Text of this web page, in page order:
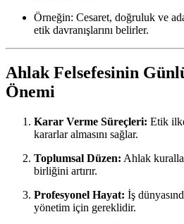
Örneğin: Cesaret, doğruluk ve
etik davranışlarını belirler.
Ahlak Felsefesinin
Önemi
Karar Verme Süreçleri: Etik
kararlar almasını sağlar.
Toplumsal Düzen: Ahlak
birliğini artırır.
Profesyonel Hayat: İş
yönetim için gereklidir.